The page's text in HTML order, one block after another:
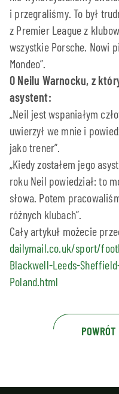
i przegraliśmy. To był
z Premier League z
wszystkie Porsche. Nowi
Mondeo”.
O Neilu Warnocku, z
asystent:
„Neil jest wspaniałym
uwierzył we mnie i
jako trener”.
„Kiedy zostałem jego
roku Neil powiedział: to
słowa. Potem
różnych klubach”.
Cały artykuł możecie
dailymail.co.uk/sport/
Blackwell-Leeds-
Poland.html